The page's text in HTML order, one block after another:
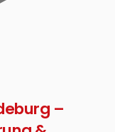
–